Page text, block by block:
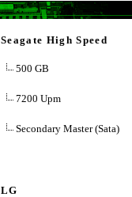
Seagate High Speed
500 GB
7200 Upm
Secondary Master (Sata)
LG